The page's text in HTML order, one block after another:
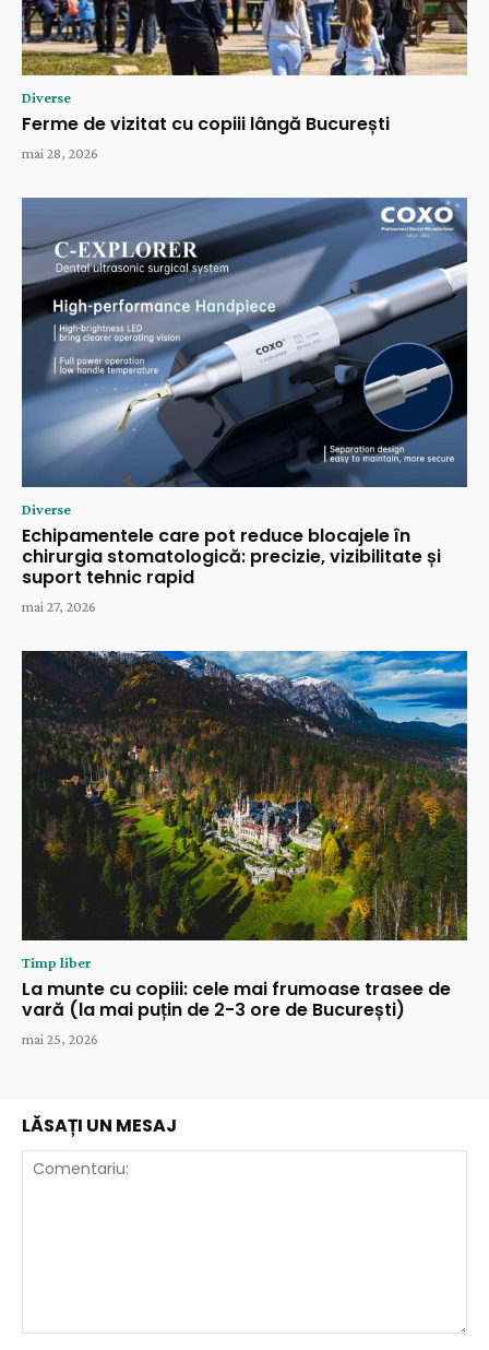
Diverse
Ferme de vizitat cu copiii lângă București
mai 28, 2026
Diverse
Echipamentele care pot reduce blocajele în
chirurgia stomatologică: precizie, vizibilitate și
suport tehnic rapid
mai 27, 2026
Timp liber
La munte cu copiii: cele mai frumoase trasee de
vară (la mai puțin de 2-3 ore de București)
mai 25, 2026
LĂSAȚI UN MESAJ